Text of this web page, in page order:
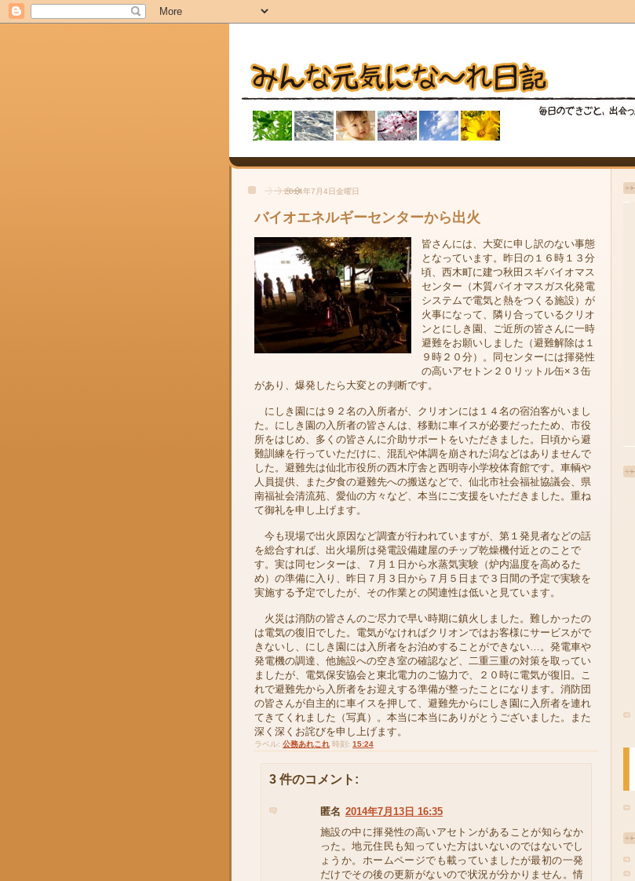
2014年7月4日金曜日
バイオエネルギーセンターから出火
皆さんには、大変に申し訳のない事態
となっています。昨日の１６時１３分
頃、西木町に建つ秋田スギバイオマス
センター（木質バイオマスガス化発電
システムで電気と熱をつくる施設）が
火事になって、隣り合っているクリオ
ンとにしき園、ご近所の皆さんに一時
避難をお願いしました（避難解除は１
９時２０分）。同センターには揮発性
の高いアセトン２０リットル缶×３缶
があり、爆発したら大変との判断です。
にしき園には９２名の入所者が、クリオンには１４名の宿泊客がいまし
た。にしき園の入所者の皆さんは、移動に車イスが必要だったため、市役
所をはじめ、多くの皆さんに介助サポートをいただきました。日頃から避
難訓練を行っていただけに、混乱や体調を崩された潟などはありませんで
した。避難先は仙北市役所の西木庁舎と西明寺小学校体育館です。車輌や
人員提供、また夕食の避難先への搬送などで、仙北市社会福祉協議会、県
南福祉会清流苑、愛仙の方々など、本当にご支援をいただきました。重ね
て御礼を申し上げます。
今も現場で出火原因など調査が行われていますが、第１発見者などの話
を総合すれば、出火場所は発電設備建屋のチップ乾燥機付近とのことで
す。実は同センターは、７月１日から水蒸気実験（炉内温度を高めるた
め）の準備に入り、昨日７月３日から７月５日まで３日間の予定で実験を
実施する予定でしたが、その作業との関連性は低いと見ています。
火災は消防の皆さんのご尽力で早い時期に鎮火しました。難しかったの
は電気の復旧でした。電気がなければクリオンではお客様にサービスがで
きないし、にしき園には入所者をお泊めすることができない…。発電車や
発電機の調達、他施設への空き室の確認など、二重三重の対策を取ってい
ましたが、電気保安協会と東北電力のご協力で、２０時に電気が復旧。こ
れで避難先から入所者をお迎えする準備が整ったことになります。消防団
の皆さんが自主的に車イスを押して、避難先からにしき園に入所者を連れ
てきてくれました（写真）。本当に本当にありがとうございました。また
深く深くお詫びを申し上げます。
ラベル: 公務あれこれ 時刻: 15:24
3 件のコメント:
匿名 2014年7月13日 16:35
施設の中に揮発性の高いアセトンがあることが知らなか
った。地元住民も知っていた方はいないのではないでし
ょうか。ホームページでも載っていましたが最初の一発
だけでその後の更新がないので状況が分かりません。情